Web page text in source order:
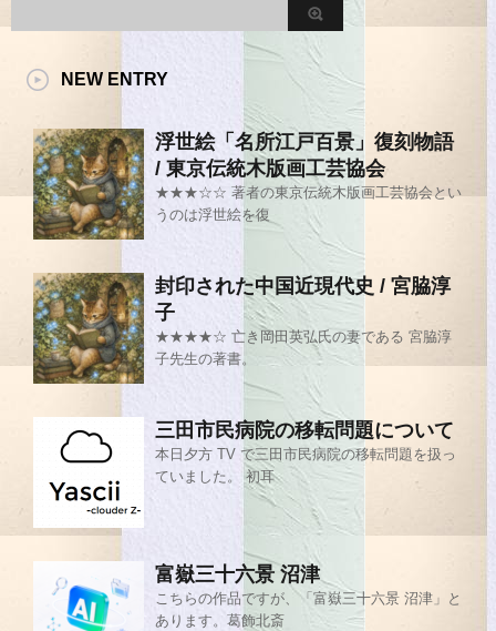
NEW ENTRY
浮世絵「名所江戸百景」復刻物語
/ 東京伝統木版画工芸協会
★★★☆☆ 著者の東京伝統木版画工芸協会とい
うのは浮世絵を復
封印された中国近現代史 / 宮脇淳
子
★★★★☆ 亡き岡田英弘氏の妻である 宮脇淳
子先生の著書。
三田市民病院の移転問題について
本日夕方 TV で三田市民病院の移転問題を扱っ
ていました。 初耳
富嶽三十六景 沼津
こちらの作品ですが、「富嶽三十六景 沼津」と
あります。葛飾北斎